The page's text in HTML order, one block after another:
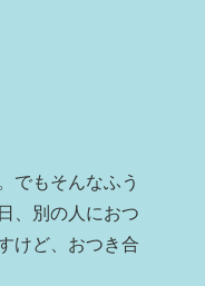
でもそんなふう
、別の人におつ
けど、おつき合